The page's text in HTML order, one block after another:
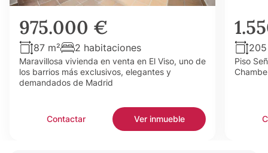
975.000 €
87 m² 2 habitaciones
Maravillosa vivienda en venta en El Viso, uno de
los barrios más exclusivos, elegantes y
demandados de Madrid
Contactar Ver inmueble
Piso